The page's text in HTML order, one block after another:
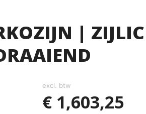
|
excl. btw
€1,603,25